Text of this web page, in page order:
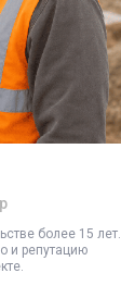
более 15 лет.
и репутацию